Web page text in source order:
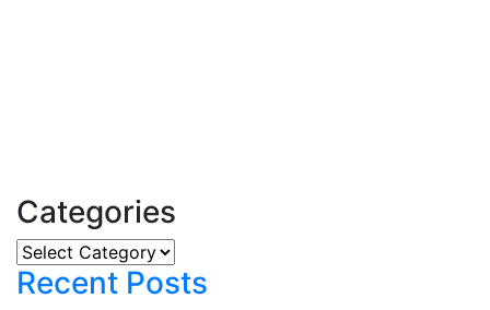
Categories
Categories
Recent Posts